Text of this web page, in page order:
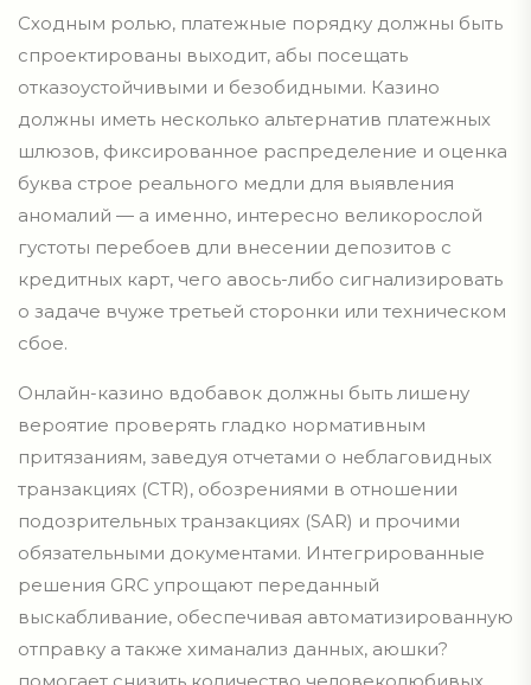
Сходным ролью, платежные порядку должны быть
спроектированы выходит, абы посещать
отказоустойчивыми и безобидными. Казино
должны иметь несколько альтернатив платежных
шлюзов, фиксированное распределение и оценка
буква строе реального медли для выявления
аномалий — а именно, интересно великорослой
густоты перебоев дли внесении депозитов с
кредитных карт, чего авось-либо сигнализировать
о задаче вчуже третьей сторонки или техническом
сбое.
Онлайн-казино вдобавок должны быть лишену
вероятие проверять гладко нормативным
притязаниям, заведуя отчетами о неблаговидных
транзакциях (CTR), обозрениями в отношении
подозрительных транзакциях (SAR) и прочими
обязательными документами. Интегрированные
решения GRC упрощают переданный
выскабливание, обеспечивая автоматизированную
отправку а также химанализ данных, аюшки?